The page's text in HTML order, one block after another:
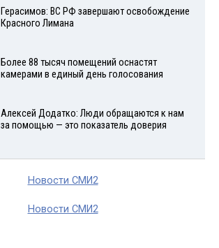
Герасимов: ВС РФ завершают освобождение
Красного Лимана
Более 88 тысяч помещений оснастят
камерами в единый день голосования
Алексей Додатко: Люди обращаются к нам
за помощью — это показатель доверия
Новости СМИ2
Новости СМИ2